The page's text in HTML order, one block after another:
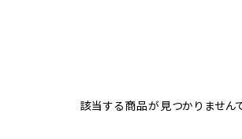
該当する商品が見つかりません